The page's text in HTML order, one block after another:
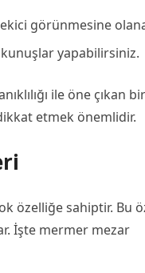
görünmesine
yapabilirsiniz.
ile öne çıkan bir
etmek önemlidir.
özelliğe sahiptir. Bu
İşte mermer mezar